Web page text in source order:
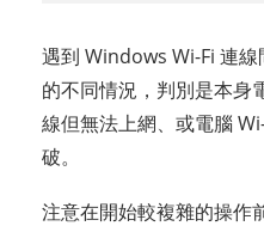
遇到 Windows Wi-Fi 連
的不同情況，判別是本身
線但無法上網、或電腦
破。
注意在開始較複雜的操作